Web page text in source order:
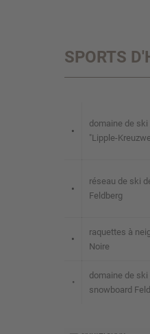
SPORTS
•
domaine de ski
"Lipple-
•
réseau de ski
Feldberg
•
raquettes à
Noire
•
domaine de ski
snowboard